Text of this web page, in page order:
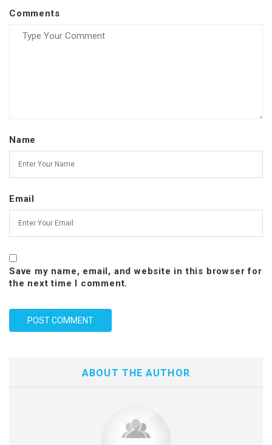
Comments
Name
Email
Save my name, email, and website in this browser for
the next time I comment.
ABOUT THE AUTHOR